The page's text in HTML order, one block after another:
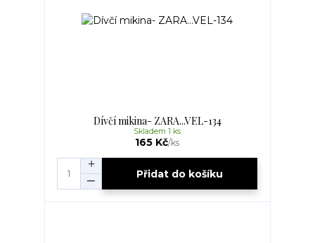
Dívčí mikina- ZARA...VEL-134
165 Kč/ks
Skladem 1 ks
Přidat do košíku